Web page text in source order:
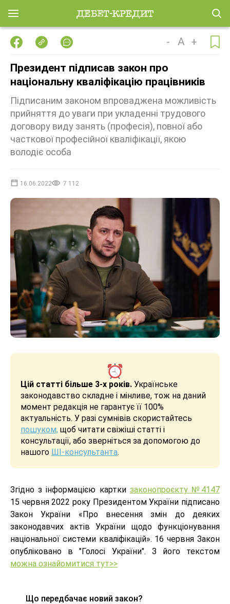
- A +
Президент підписав закон про
національну кваліфікацію працівників
Підписаним законом впроваджена можливість
прийняття до уваги при укладенні трудового
договору виду занять (професія), повної або
часткової професійної кваліфікації, якою
володіє особа
16.06.2022 7 112
Цій статті більше 3-х років. Українське
законодавство складне і мінливе, тож на даний
момент редакція не гарантує її 100%
актуальність. У разі сумнівів скористайтесь
пошуком, щоб читати свіжіші статті і
консультації, або зверніться за допомогою до
нашого ШІ-консультанта.
Згідно з інформацією картки законопроєкту №4147
15 червня 2022 року Президентом України підписано
Закон України «Про внесення змін до деяких
законодавчих актів України щодо функціонування
національної системи кваліфікацій». 16 червня Закон
опубліковано в "Голосі України". З його текстом
можна ознайомитися тут>>
Що передбачає новий закон?